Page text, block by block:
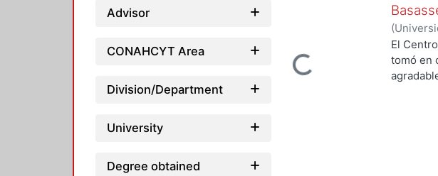
Advisor
CONAHCYT Area
Division/Department
University
Degree obtained
Loading...
(
de
El
tomó en